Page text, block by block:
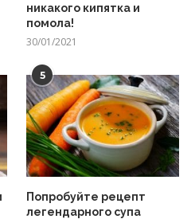
никакого кипятка и
помола!
30/01/2021
5
Попробуйте рецепт
легендарного супа